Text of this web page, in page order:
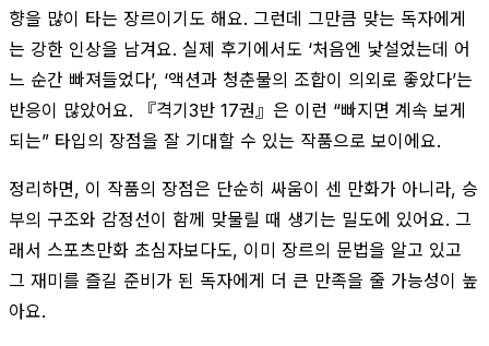
향을 많이 타는 장르이기도 해요. 그런데 그만큼 맞는 독자에게
는 강한 인상을 남겨요. 실제 후기에서도 ‘처음엔 낯설었는데 어
느 순간 빠져들었다’, ‘액션과 청춘물의 조합이 의외로 좋았다’는
반응이 많았어요. 『격기3반 17권』은 이런 “빠지면 계속 보게
되는” 타입의 장점을 잘 기대할 수 있는 작품으로 보이에요.
정리하면, 이 작품의 장점은 단순히 싸움이 센 만화가 아니라, 승
부의 구조와 감정선이 함께 맞물릴 때 생기는 밀도에 있어요. 그
래서 스포츠만화 초심자보다도, 이미 장르의 문법을 알고 있고
그 재미를 즐길 준비가 된 독자에게 더 큰 만족을 줄 가능성이 높
아요.